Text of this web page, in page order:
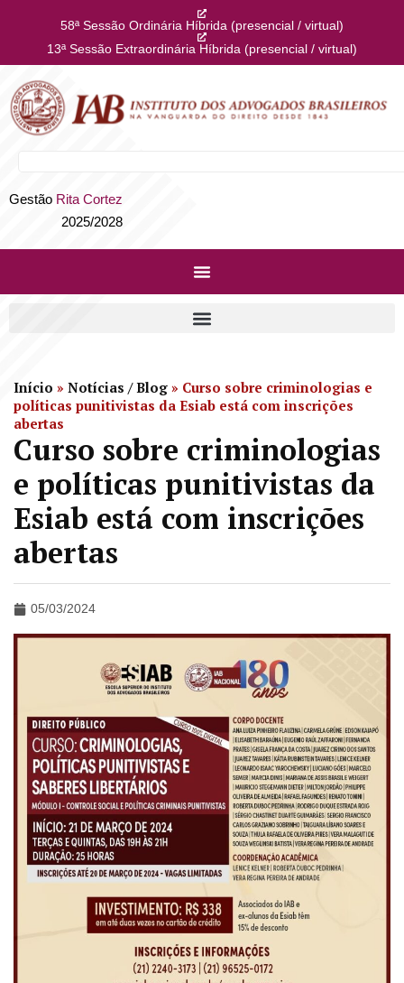
58ª Sessão Ordinária Híbrida (presencial / virtual)
13ª Sessão Extraordinária Híbrida (presencial / virtual)
Gestão Rita Cortez
2025/2028
Início » Notícias / Blog » Curso sobre criminologias e
políticas punitivistas da Esiab está com inscrições
abertas
Curso sobre criminologias
e políticas punitivistas da
Esiab está com inscrições
abertas
05/03/2024